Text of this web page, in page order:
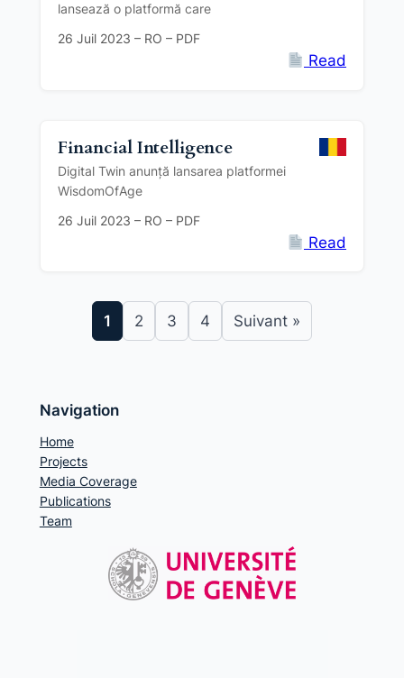
lansează o platformă care
26 Juil 2023 – RO – PDF
Read
Financial Intelligence
Digital Twin anunță lansarea platformei
WisdomOfAge
26 Juil 2023 – RO – PDF
Read
1 2 3 4 Suivant »
Navigation
Home
Projects
Media Coverage
Publications
Team